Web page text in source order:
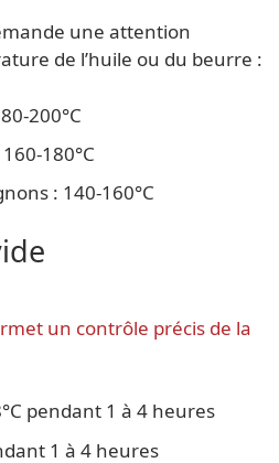
une attention
de l’huile ou du beurre :
200°C
180°C
: 140-160°C
un contrôle précis de la
pendant 1 à 4 heures
1 à 4 heures